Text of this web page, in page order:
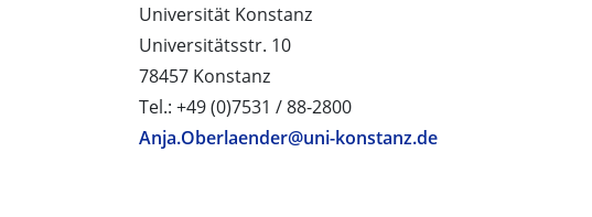
Universität Konstanz
Universitätsstr. 10
78457 Konstanz
Tel.: +49 (0)7531 / 88-2800
Anja.Oberlaender@uni-konstanz.de